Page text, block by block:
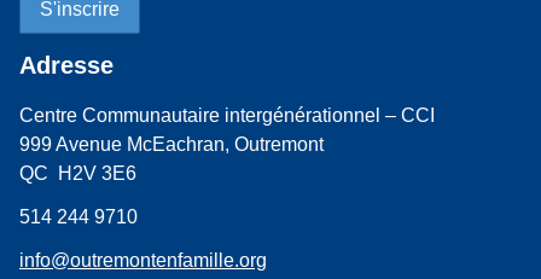
Adresse
Centre Communautaire intergénérationnel – CCI
999 Avenue McEachran, Outremont
QC H2V 3E6
514 244 9710
info@outremontenfamille.org